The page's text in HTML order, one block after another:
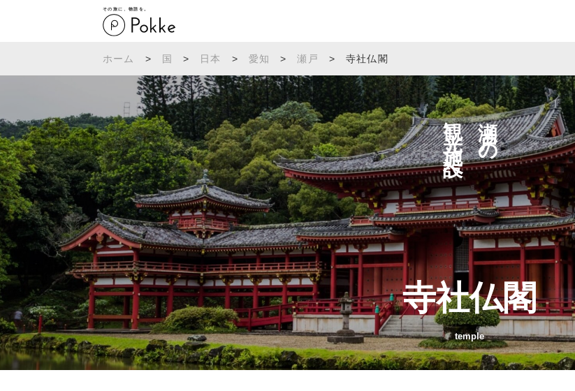
その旅に、物語を。
ホーム > 国 > 日本 > 愛知 > 瀬戸 > 寺社仏閣
瀬戸の
観光施設へ
寺社仏閣
temple